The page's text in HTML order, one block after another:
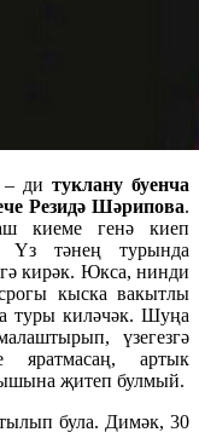
ди туклану буенча
Резидә Шәрипова.
киеме генә киеп
тәнең турында
кирәк. Юкса, нинди
кыска вакытлы
туры киләчәк. Шуңа
үзегезгә
яратмасаң, артык
җитеп булмый.
була. Димәк, 30